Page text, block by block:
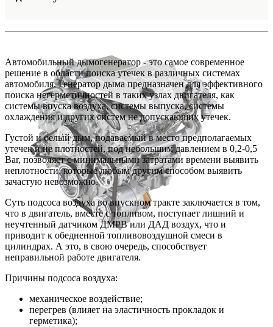
Автомобильный дымогенератор - это самое современное
решение в области поиска утечек в различных системах
автомобиля. Генератор дыма предназначен для эффективного
поиска негерметичностей в таких узлах двигателя, как
системы впуска воздуха, системы выпуска, системы
охлаждения и других систем не допускающих утечек.
Густой и белый дым, подаваемый в место предполагаемых
утечек и не плотностей, под небольшим давлением в 0,2-0,5
Bar, позволяет с минимальными затратами времени выявить
неплотности, которые любым другим способом выявить
зачастую невозможно.
Суть подсоса воздуха во впускном тракте заключается в том,
что в двигатель, вместе с топливом, поступает лишний и
неучтенный датчиком ДМРВ или ДАД воздух, что и
приводит к обедненной топливовоздушной смеси в
цилиндрах. А это, в свою очередь, способствует
неправильной работе двигателя.
Причины подсоса воздуха:
механическое воздействие;
перегрев (влияет на эластичность прокладок и
герметика);